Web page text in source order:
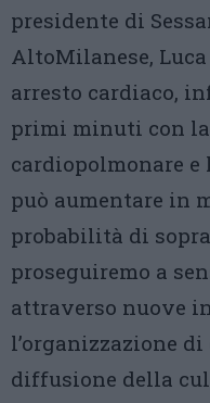
presidente di
AltoMilanese,
arresto cardiaco,
primi minuti con
cardiopolmonare
può aumentare in
probabilità di
proseguiremo a
attraverso nuove
l’organizzazione
diffusione della